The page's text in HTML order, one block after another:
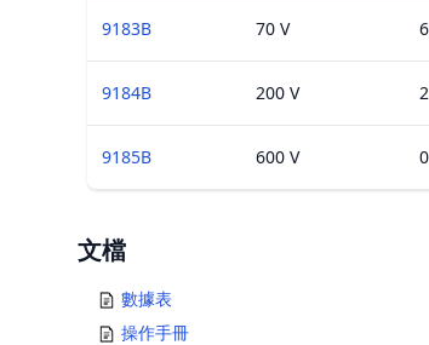
9183B 70 V
9184B 200 V
9185B 600 V
Documents
文檔
數據表
操作手冊